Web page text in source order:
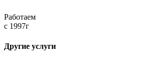
Работаем
c 1997г
Другие услуги